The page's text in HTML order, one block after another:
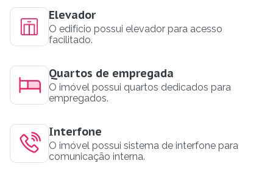
Elevador
O edifício possui elevador para acesso
facilitado.
Quartos de empregada
O imóvel possui quartos dedicados para
empregados.
Interfone
O imóvel possui sistema de interfone para
comunicação interna.